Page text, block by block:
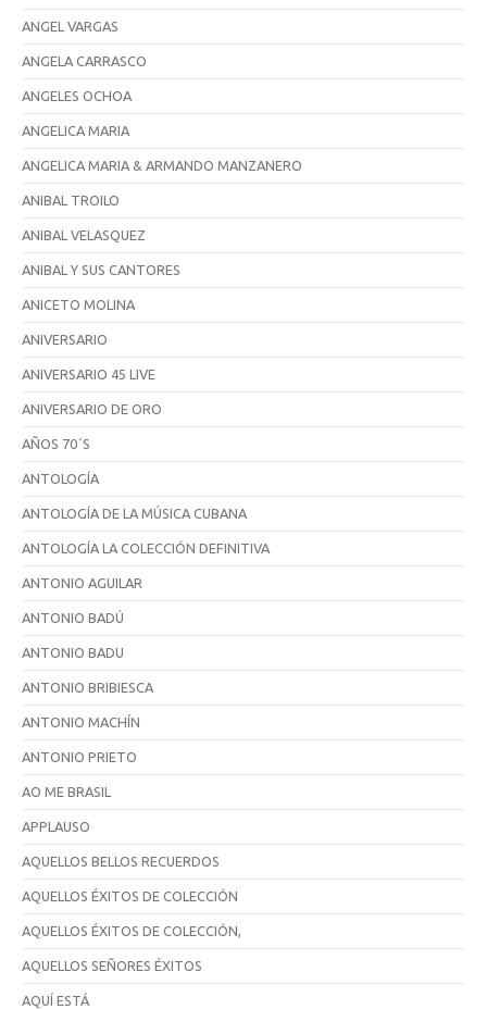
ANGEL VARGAS
ANGELA CARRASCO
ANGELES OCHOA
ANGELICA MARIA
ANGELICA MARIA & ARMANDO MANZANERO
ANIBAL TROILO
ANIBAL VELASQUEZ
ANIBAL Y SUS CANTORES
ANICETO MOLINA
ANIVERSARIO
ANIVERSARIO 45 LIVE
ANIVERSARIO DE ORO
AÑOS 70´S
ANTOLOGÍA
ANTOLOGÍA DE LA MÚSICA CUBANA
ANTOLOGÍA LA COLECCIÓN DEFINITIVA
ANTONIO AGUILAR
ANTONIO BADÚ
ANTONIO BADU
ANTONIO BRIBIESCA
ANTONIO MACHÍN
ANTONIO PRIETO
AO ME BRASIL
APPLAUSO
AQUELLOS BELLOS RECUERDOS
AQUELLOS ÉXITOS DE COLECCIÓN
AQUELLOS ÉXITOS DE COLECCIÓN,
AQUELLOS SEÑORES ÉXITOS
AQUÍ ESTÁ